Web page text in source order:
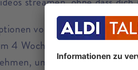
von ALDI TALK haben
4 Wochen. Wenn du lieber
um das